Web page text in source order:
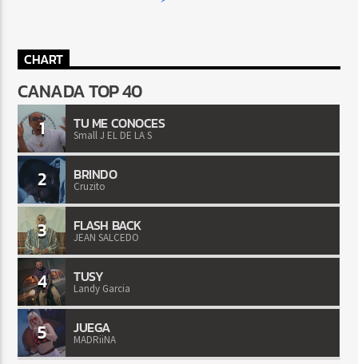
CHART
CANADA TOP 40
1 TU ME CONOCES
Small J EL DE LA S
2 BRINDO
Cruzito
3 FLASH BACK
JEAN SALCEDO
4 TUSY
Landy Garcia
5 JUEGA
MADRiiNA